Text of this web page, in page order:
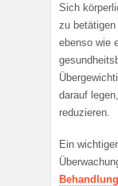
Sich
zu
ebenso wie
darauf
reduzieren.
Ein
Behandlung